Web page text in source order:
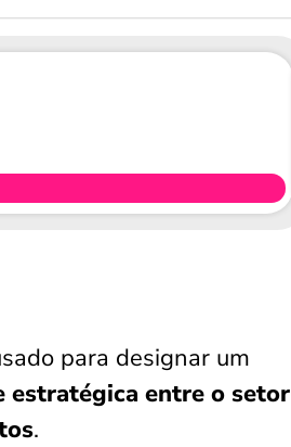
para designar um
estratégica entre o setor
.